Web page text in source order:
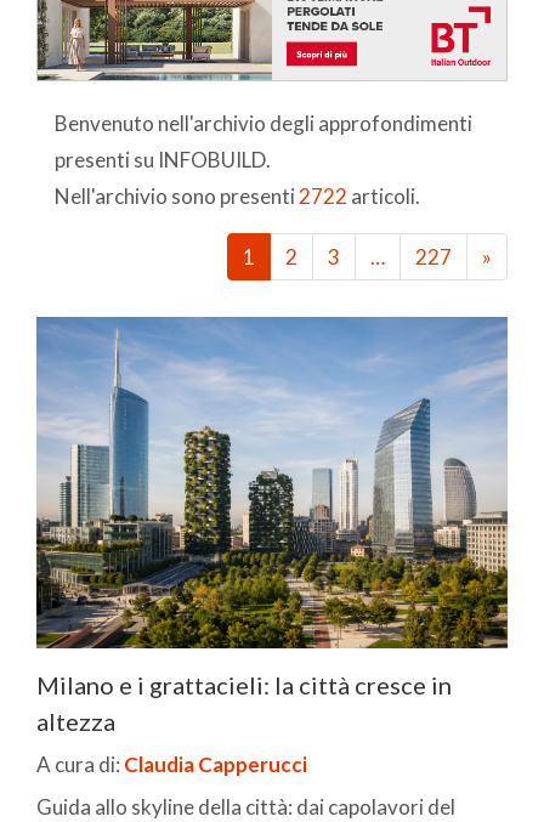
Benvenuto nell'archivio degli approfondimenti
presenti su INFOBUILD.
Nell'archivio sono presenti 2722 articoli.
1 2 3 … 227 »
Milano e i grattacieli: la città cresce in
altezza
A cura di: Claudia Capperucci
Guida allo skyline della città: dai capolavori del